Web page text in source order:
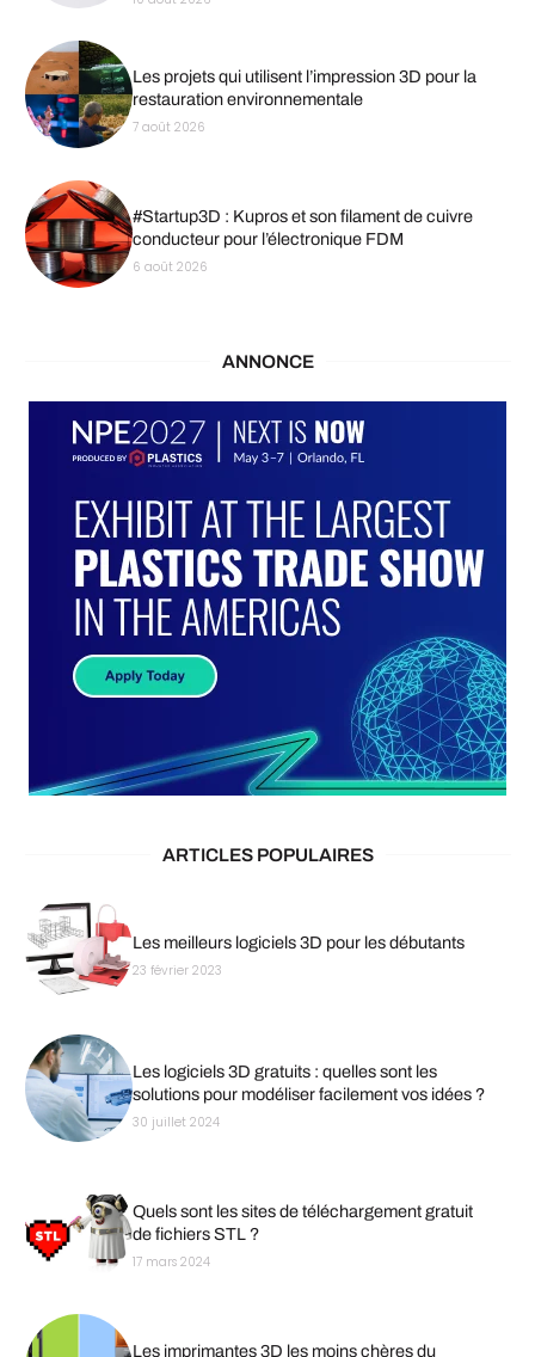
Les projets qui utilisent l’impression 3D pour la
restauration environnementale
7 août 2026
#Startup3D : Kupros et son filament de cuivre
conducteur pour l’électronique FDM
6 août 2026
ANNONCE
ARTICLES POPULAIRES
Les meilleurs logiciels 3D pour les débutants
23 février 2023
Les logiciels 3D gratuits : quelles sont les
solutions pour modéliser facilement vos idées ?
30 juillet 2024
Quels sont les sites de téléchargement gratuit
de fichiers STL ?
17 mars 2024
Les imprimantes 3D les moins chères du